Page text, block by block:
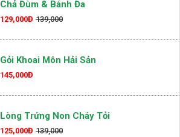
Chả Đùm & Bánh Đa
129,000Đ 139,000
Gỏi Khoai Môn Hải Sản
145,000Đ
Lòng Trứng Non Cháy Tỏi
125,000Đ 139,000